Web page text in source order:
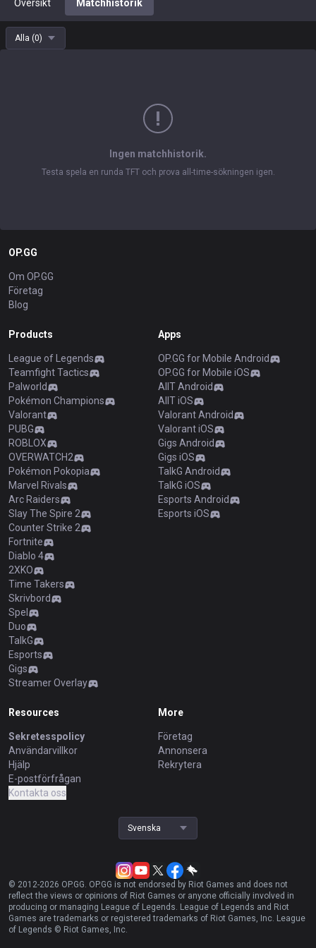
Översikt Matchhistorik
Alla (0)
Ingen matchhistorik.
Testa spela en runda TFT och prova all-time-sökningen igen.
OP.GG
Om OP.GG
Företag
Blog
Products
League of Legends
Teamfight Tactics
Palworld
Pokémon Champions
Valorant
PUBG
ROBLOX
OVERWATCH2
Pokémon Pokopia
Marvel Rivals
Arc Raiders
Slay The Spire 2
Counter Strike 2
Fortnite
Diablo 4
2XKO
Time Takers
Skrivbord
Spel
Duo
TalkG
Esports
Gigs
Streamer Overlay
Apps
OP.GG for Mobile Android
OP.GG for Mobile iOS
AllT Android
AllT iOS
Valorant Android
Valorant iOS
Gigs Android
Gigs iOS
TalkG Android
TalkG iOS
Esports Android
Esports iOS
Resources
Sekretesspolicy
Användarvillkor
Hjälp
E-postförfrågan
Kontakta oss
More
Företag
Annonsera
Rekrytera
Svenska
© 2012-2026 OP.GG. OP.GG is not endorsed by Riot Games and does not
reflect the views or opinions of Riot Games or anyone officially involved in
producing or managing League of Legends. League of Legends and Riot
Games are trademarks or registered trademarks of Riot Games, Inc. League
of Legends © Riot Games, Inc.